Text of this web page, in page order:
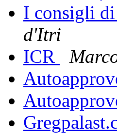
I consigli
d'Itri
ICR